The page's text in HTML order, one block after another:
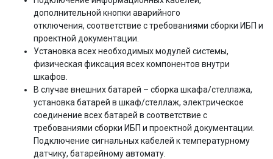
дополнительной кнопки аварийного
отключения, соответствие с требованиями сборки ИБП и
проектной документации.
Установка всех необходимых модулей системы,
физическая фиксация всех компонентов внутри
шкафов.
В случае внешних батарей – сборка шкафа/стеллажа,
установка батарей в шкаф/стеллаж, электрическое
соединение всех батарей в соответствие с
требованиями сборки ИБП и проектной документации.
Подключение сигнальных кабелей к температурному
датчику, батарейному автомату.